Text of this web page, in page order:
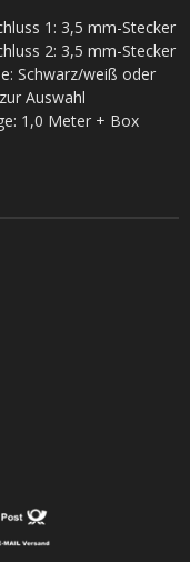
1: 3,5 mm-Stecker
2: 3,5 mm-Stecker
Schwarz/weiß oder
Auswahl
1,0 Meter + Box